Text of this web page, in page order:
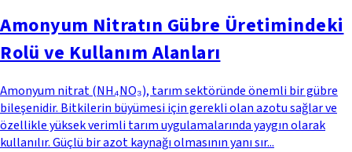
Amonyum Nitratın Gübre Üretimindeki
Rolü ve Kullanım Alanları
Amonyum nitrat (NH₄NO₃), tarım sektöründe önemli bir gübre
bileşenidir. Bitkilerin büyümesi için gerekli olan azotu sağlar ve
özellikle yüksek verimli tarım uygulamalarında yaygın olarak
kullanılır. Güçlü bir azot kaynağı olmasının yanı sır...